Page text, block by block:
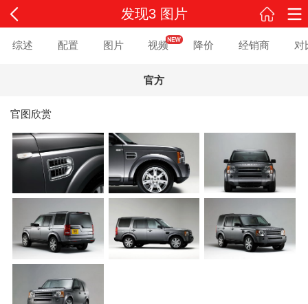
发现3 图片
综述 配置 图片 视频 降价 经销商 对
官方
官图欣赏